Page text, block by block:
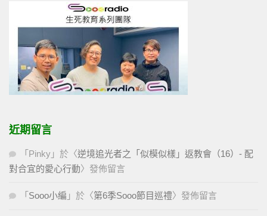
近期留言
「 Pinky 」於〈逆境追光者之「似模似樣」返教會（16）- 配
對合宜的愛心行動〉發佈留言
「 Sooo小編 」於〈第6季Sooo節目巡禮〉發佈留言